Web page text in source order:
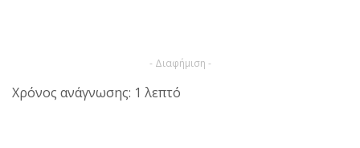
- Διαφήμιση -
Χρόνος ανάγνωσης: 1 λεπτό